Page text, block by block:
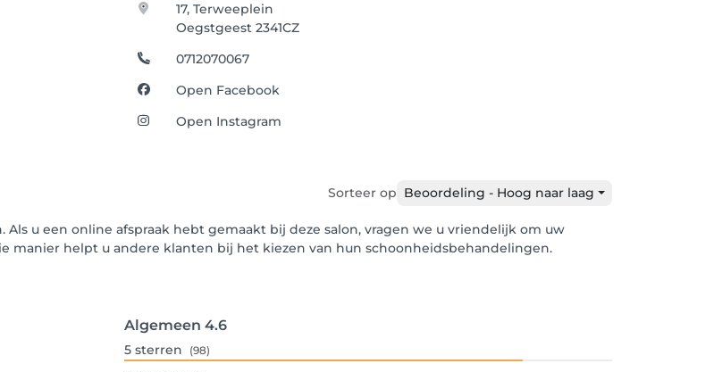
17, Terweeplein
Oegstgeest 2341CZ
0712070067
Open Facebook
Open Instagram
Sorteer op Beoordeling - Hoog naar laag
u een online afspraak hebt gemaakt bij deze salon, vragen we u vriendelijk om uw
manier helpt u andere klanten bij het kiezen van hun schoonheidsbehandelingen.
Algemeen 4.6
5 sterren (98)